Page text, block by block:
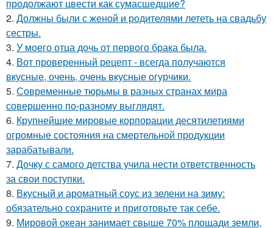
продолжают цвести как сумасшедшие?
2. Должны были с женой и родителями лететь на свадьбу
сестры.
3. У моего отца дочь от первого брака была.
4. Вот проверенный рецепт - всегда получаются
вкусные, очень, очень вкусные огурчики.
5. Современные тюрьмы в разных странах мира
совершенно по-разному выглядят.
6. Крупнейшие мировые корпорации десятилетиями
огромные состояния на смертельной продукции
зарабатывали.
7. Дочку с самого детства учила нести ответственность
за свои поступки.
8. Вкусный и ароматный соус из зелени на зиму:
обязательно сохраните и приготовьте так себе.
9. Мировой океан занимает свыше 70% площади земли,